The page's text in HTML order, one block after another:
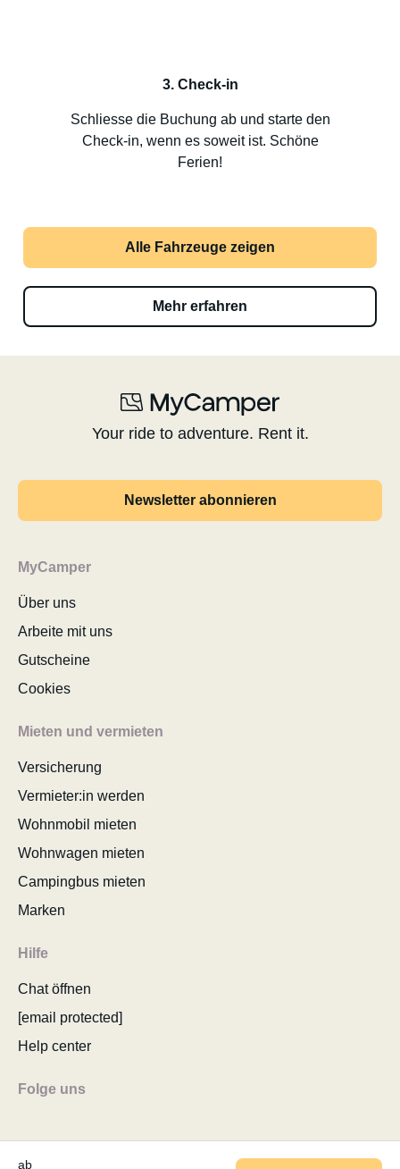
ab
3. Check-in
Schliesse die Buchung ab und starte den
Check-in, wenn es soweit ist. Schöne
Ferien!
Alle Fahrzeuge zeigen
Mehr erfahren
Your ride to adventure. Rent it.
Newsletter abonnieren
MyCamper
Über uns
Arbeite mit uns
Gutscheine
Cookies
Mieten und vermieten
Versicherung
Vermieter:in werden
Wohnmobil mieten
Wohnwagen mieten
Campingbus mieten
Marken
Hilfe
Chat öffnen
[email protected]
Help center
Folge uns